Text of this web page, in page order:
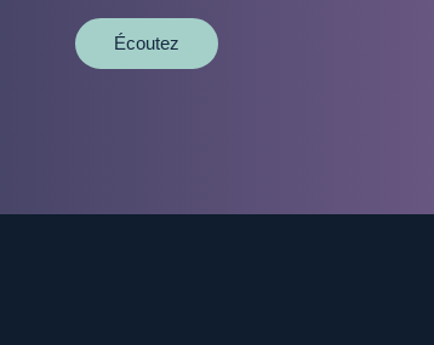
Écoutez